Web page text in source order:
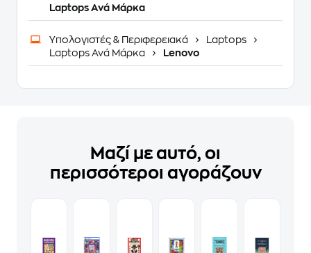
Laptops Ανά Μάρκα
Υπολογιστές & Περιφερειακά
Laptops
Laptops Ανά Μάρκα
Lenovo
Μαζί με αυτό, οι
περισσότεροι αγοράζουν